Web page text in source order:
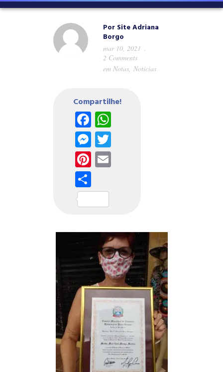
Por Site Adriana
Borgo
mar 10, 2021
2 Comments
em Notas, Notícias
Compartilhe!
Facebook
WhatsApp
Messenger
Twitter
Pinterest
Email
Share